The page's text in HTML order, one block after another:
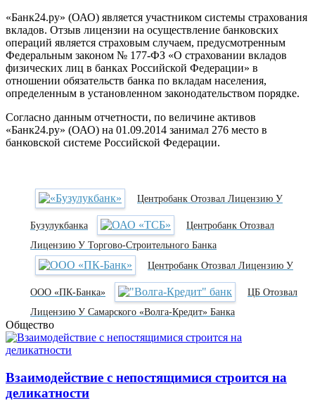
«Банк24.ру» (ОАО) является участником системы страхования
вкладов. Отзыв лицензии на осуществление банковских
операций является страховым случаем, предусмотренным
Федеральным законом № 177-ФЗ «О страховании вкладов
физических лиц в банках Российской Федерации» в
отношении обязательств банка по вкладам населения,
определенным в установленном законодательством порядке.
Согласно данным отчетности, по величине активов
«Банк24.ру» (ОАО) на 01.09.2014 занимал 276 место в
банковской системе Российской Федерации.
Центробанк Отозвал Лицензию У
Бузулукбанка
Центробанк Отозвал
Лицензию У Торгово-Строительного Банка
Центробанк Отозвал Лицензию У
ООО «ПК-Банка»
ЦБ Отозвал
Лицензию У Самарского «Волга-Кредит» Банка
Общество
Взаимодействие с непостящимися строится на
деликатности